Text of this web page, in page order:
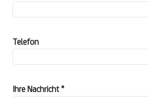
Telefon
Ihre Nachricht *